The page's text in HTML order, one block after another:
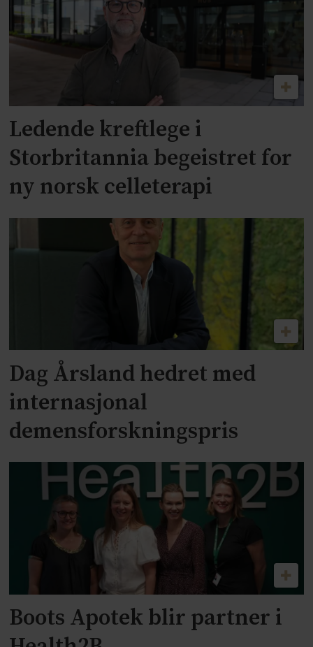
Ledende kreftlege i
Storbritannia begeistret for
ny norsk celleterapi
Dag Årsland hedret med
internasjonal
demensforskningspris
Boots Apotek blir partner i